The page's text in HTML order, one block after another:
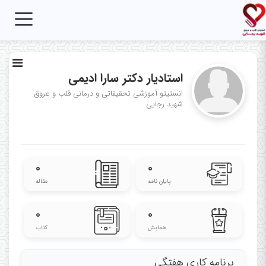
استادیار دکتر سارا ادیمی
انستیتو آموزشی تحقیقاتی و درمانی قلب و عروق
شهید رجایی
۰
پایان نامه
۰
مقاله
۰
همایش
۰
کتاب
برنامه کاری هفتگی